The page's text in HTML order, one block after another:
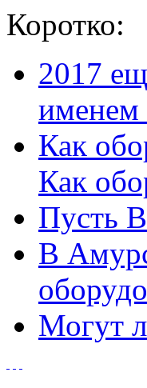
Коротко:
2017
именем
Как
Как
Пусть
В
Могут